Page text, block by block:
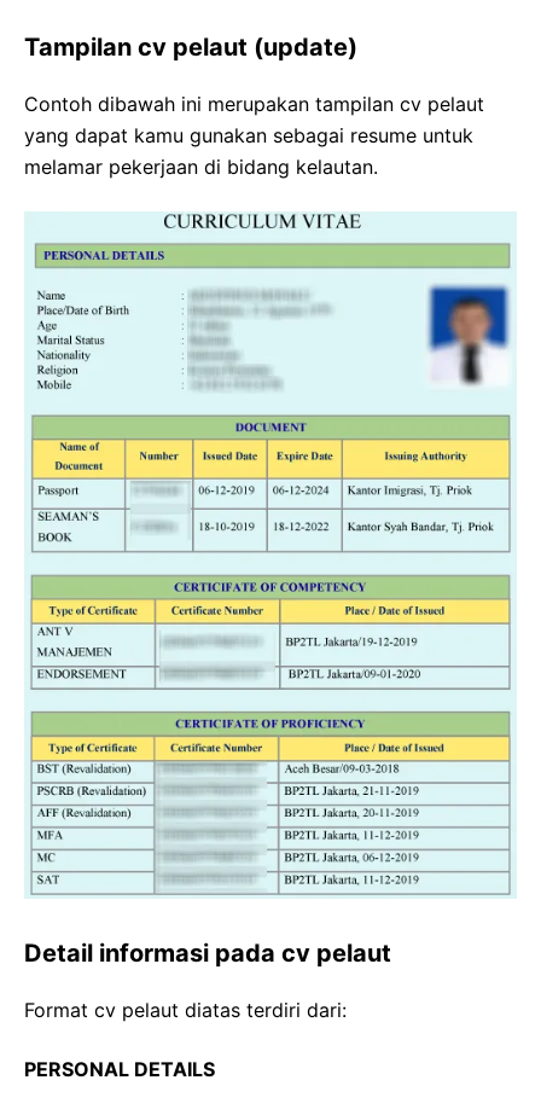
Tampilan cv pelaut (update)
Contoh dibawah ini merupakan tampilan cv pelaut
yang dapat kamu gunakan sebagai resume untuk
melamar pekerjaan di bidang kelautan.
Detail informasi pada cv pelaut
Format cv pelaut diatas terdiri dari:
PERSONAL DETAILS